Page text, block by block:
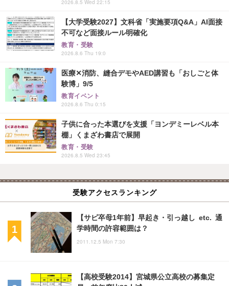
2026.8.5 Wed 22:15
【大学受験2027】文科省「実施要項Q&A」AI面接
不可など面接ルール明確化
教育・受験
2026.8.6 Thu 19:0
医療✕消防、縫合デモやAED講習も「おしごと体
験博」9/5
教育イベント
2026.8.6 Thu 0:15
子供に合った本選びを支援「ヨンデミーレベル本
棚」くまざわ書店で展開
教育・受験
2026.8.5 Wed 23:45
受験アクセスランキング
【サピ卒母1年前】早起き・引っ越し etc. 通
学時間の許容範囲は？
2011.12.5 Mon 7:30
【高校受験2014】宮城県公立高校の募集定